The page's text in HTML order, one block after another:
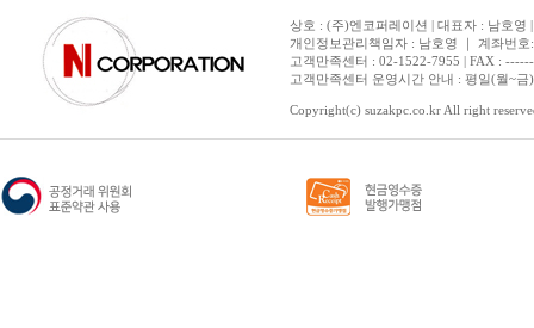
상호 : (주)엔코퍼레이션 | 대표자 : 남호영
개인정보관리책임자 : 남호영 ｜ 계좌번
고객만족센터 : 02-1522-7955 | FAX :
고객만족센터 운영시간 안내 : 평일(월~
Copyright(c) suzakpc.co.kr All right